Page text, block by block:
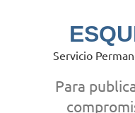
Servicio
Para